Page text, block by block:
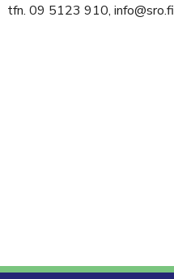
tfn. 09 5123 910, info@sro.fi